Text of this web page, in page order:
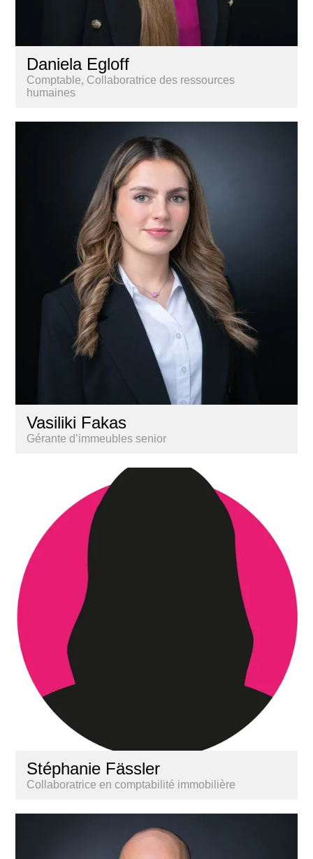
Daniela Egloff
Comptable, Collaboratrice des ressources
humaines
Vasiliki Fakas
Gérante d’immeubles senior
Stéphanie Fässler
Collaboratrice en comptabilité immobilière